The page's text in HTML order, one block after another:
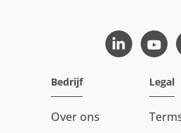
LinkedIn
Bedrijf
Over ons
Legal